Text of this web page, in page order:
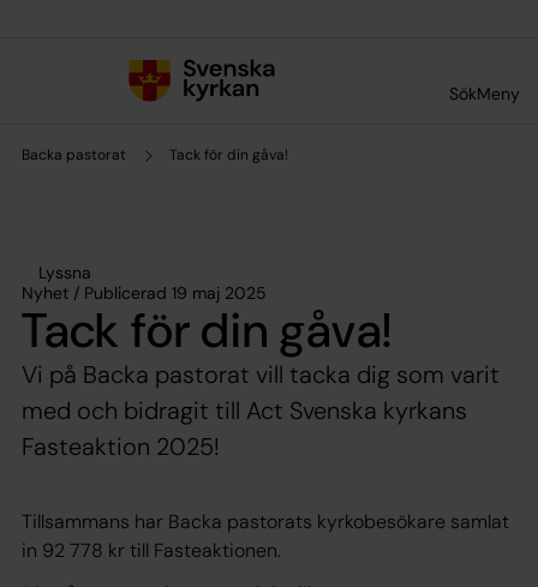
SökMeny
Backa pastorat Tack för din gåva!
Lyssna
Nyhet / Publicerad 19 maj 2025
Tack för din gåva!
Vi på Backa pastorat vill tacka dig som varit
med och bidragit till Act Svenska kyrkans
Fasteaktion 2025!
Tillsammans har Backa pastorats kyrkobesökare samlat
in 92 778 kr till Fasteaktionen.